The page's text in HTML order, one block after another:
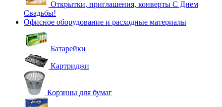
Открытки, приглашения, конверты С Днем
Свадьбы!
Офисное оборудование и расходные материалы
Батарейки
Картриджи
Корзины для бумаг